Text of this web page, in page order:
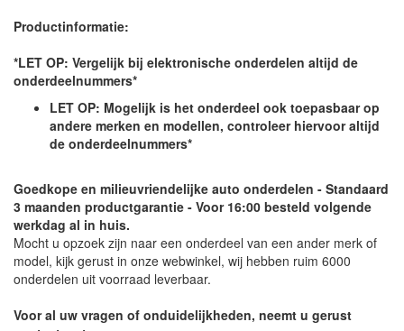
Productinformatie:
*LET OP: Vergelijk bij elektronische onderdelen altijd de
onderdeelnummers*
LET OP: Mogelijk is het onderdeel ook toepasbaar op
andere merken en modellen, controleer hiervoor altijd
de onderdeelnummers*
Goedkope en milieuvriendelijke auto onderdelen - Standaard
3 maanden productgarantie - Voor 16:00 besteld volgende
werkdag al in huis.
Mocht u opzoek zijn naar een onderdeel van een ander merk of
model, kijk gerust in onze webwinkel, wij hebben ruim 6000
onderdelen uit voorraad leverbaar.
Voor al uw vragen of onduidelijkheden, neemt u gerust